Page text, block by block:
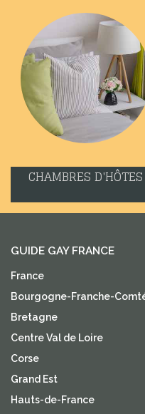
CHAMBRES D'HÔTES
GUIDE GAY FRANCE
France
Bourgogne-Franche-
Bretagne
Centre Val de Loire
Corse
Grand Est
Hauts-de-France